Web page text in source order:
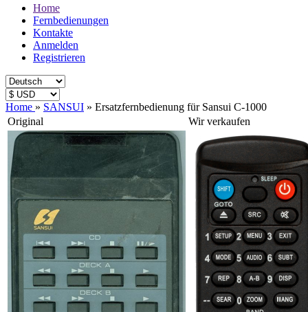
Home
Fernbedienungen
Kontakte
Anmelden
Registrieren
Home » SANSUI » Ersatzfernbedienung für Sansui C-1000
Original
Wir verkaufen